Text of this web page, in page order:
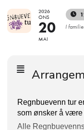
2026
ONS
20
MAI
I
Regnbuevenn tur
som ønsker å være
Alle